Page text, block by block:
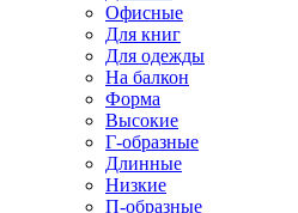
Офисные
Для книг
Для одежды
На балкон
Форма
Высокие
Г-образные
Длинные
Низкие
П-образные